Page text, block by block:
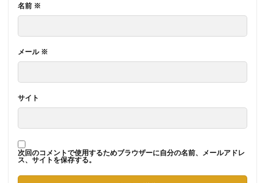
名前 ※
メール ※
サイト
次回のコメントで使用するためブラウザーに自分の名前、メールアドレ
ス、サイトを保存する。